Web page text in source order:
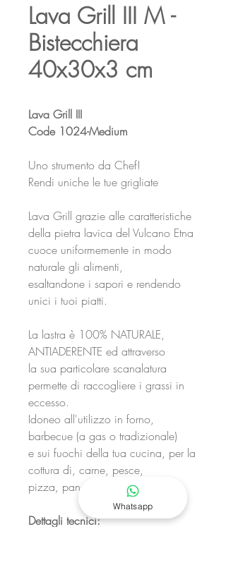
Lava Grill III M -
Bistecchiera
40x30x3 cm
Lava Grill III
Code 1024-Medium
Uno strumento da Chef!
Rendi uniche le tue grigliate
Lava Grill grazie alle caratteristiche
della pietra lavica del Vulcano Etna
cuoce uniformemente in modo
naturale gli alimenti,
esaltandone i sapori e rendendo
unici i tuoi piatti.
La lastra è 100% NATURALE,
ANTIADERENTE ed attraverso
la sua particolare scanalatura
permette di raccogliere i grassi in
eccesso.
Idoneo all'utilizzo in forno,
barbecue (a gas o tradizionale)
e sui fuochi della tua cucina, per la
cottura di, carne, pesce,
pizza, pane, verdure ecc…
Dettagli tecnici:
Whatsapp